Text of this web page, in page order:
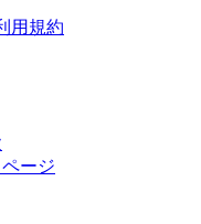
用規約
ージ